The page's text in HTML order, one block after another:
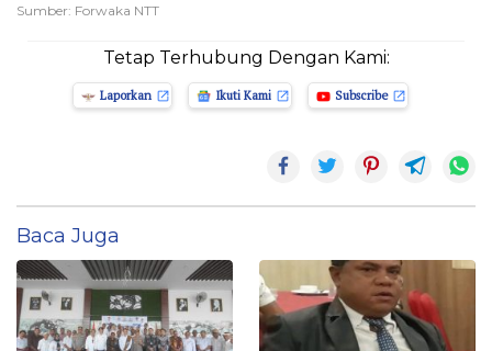
Sumber: Forwaka NTT
Tetap Terhubung Dengan Kami:
Laporkan Ikuti Kami Subscribe
Baca Juga